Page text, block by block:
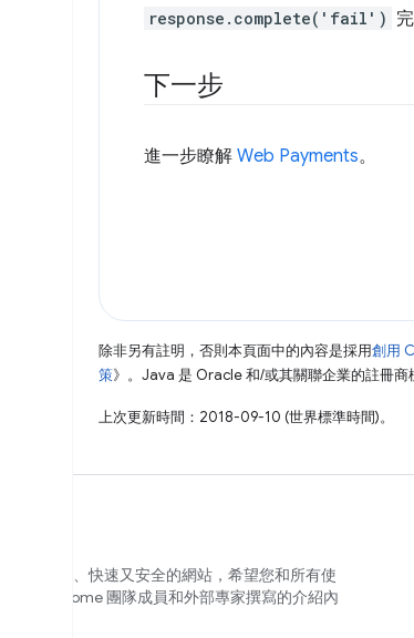
response.complete('fail')
下一步
進一步瞭解 Web Payments。
除非另有註明，否則本頁面中的內容是採用創用
策》。Java 是 Oracle 和/或其關聯企業的註冊商
上次更新時間：2018-09-10 (世界標準時間)。
容易存取、快速又安全的網站，希望您和所有使
站是 Chrome 團隊成員和外部專家撰寫的介紹內